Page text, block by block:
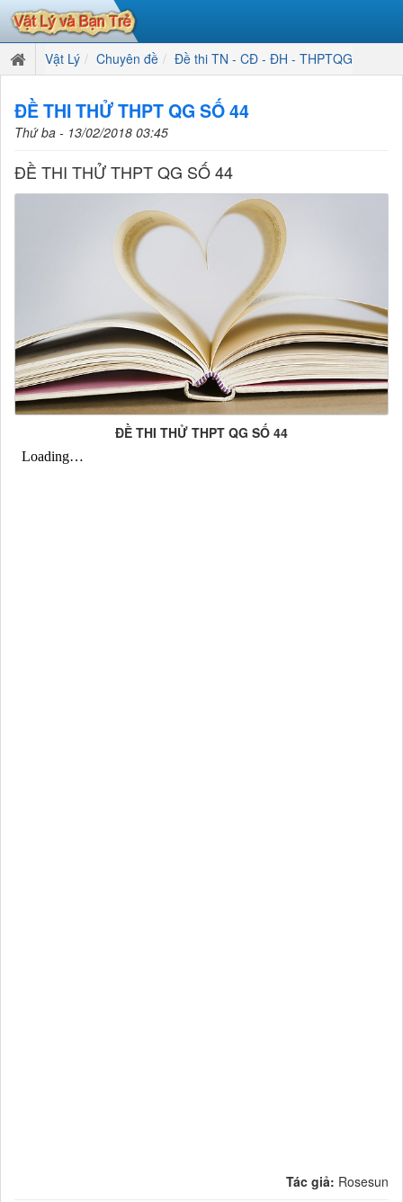
Vật Lý Chuyên đề Đề thi TN - CĐ - ĐH - THPTQG
ĐỀ THI THỬ THPT QG SỐ 44
Thứ ba - 13/02/2018 03:45
ĐỀ THI THỬ THPT QG SỐ 44
ĐỀ THI THỬ THPT QG SỐ 44
Tác giả: Rosesun